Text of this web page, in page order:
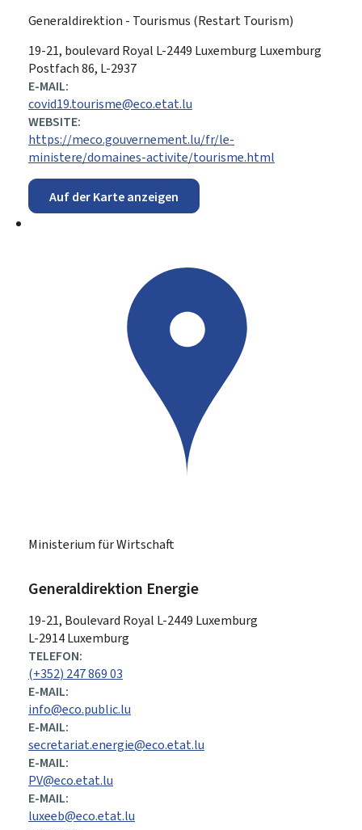
Generaldirektion - Tourismus (Restart Tourism)
ADRESSE:
19-21, boulevard Royal L-2449 Luxemburg Luxemburg
Postfach 86, L-2937
E-MAIL:
covid19.tourisme@eco.etat.lu
WEBSITE:
https://meco.gouvernement.lu/fr/le-
ministere/domaines-activite/tourisme.html
Auf der Karte anzeigen
Ministerium für Wirtschaft
Generaldirektion Energie
ADRESSE:
19-21, Boulevard Royal L-2449 Luxemburg
L-2914 Luxemburg
TELEFON:
(+352) 247 869 03
E-MAIL:
info@eco.public.lu
E-MAIL:
secretariat.energie@eco.etat.lu
E-MAIL:
PV@eco.etat.lu
E-MAIL:
luxeeb@eco.etat.lu